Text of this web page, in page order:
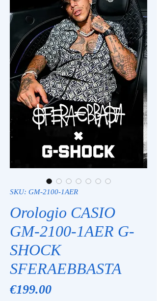
SKU: GM-2100-1AER
Orologio CASIO
GM-2100-1AER G-
SHOCK
SFERAEBBASTA
€199.00Price